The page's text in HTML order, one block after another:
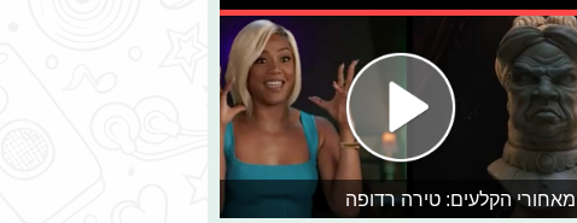
מאחורי הקלעים: טירה רדופה